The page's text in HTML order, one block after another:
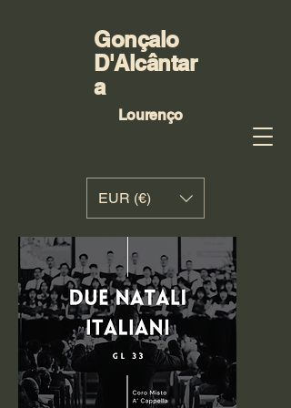
Gonçalo
D'Alcântar
a
Lourenço
EUR (€)